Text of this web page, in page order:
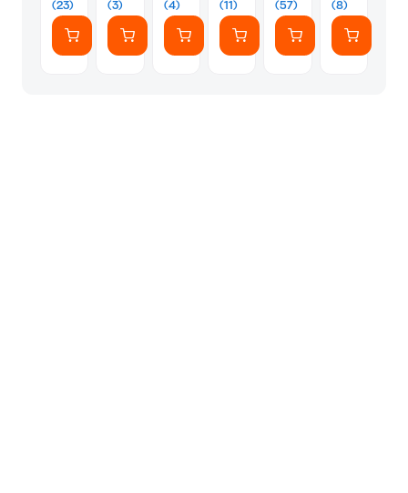
(23) (3) (4) (11) (57) (8)